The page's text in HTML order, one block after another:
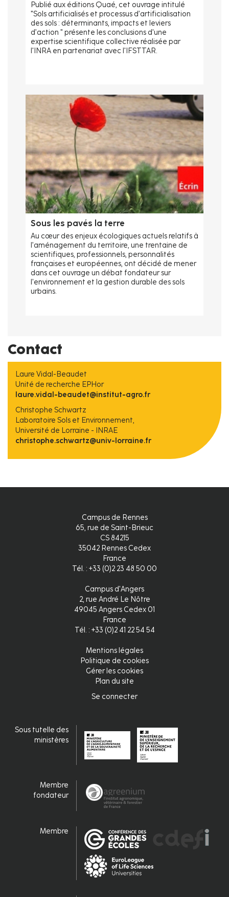
Publié aux éditions Quaé, cet ouvrage intitulé
"Sols artificialisés et processus d’artificialisation
des sols : déterminants, impacts et leviers
d’action " présente les conclusions d'une
expertise scientifique collective réalisée par
l'INRA en partenariat avec l'IFSTTAR.
Sous les pavés la terre
Au cœur des enjeux écologiques actuels relatifs à
l’aménagement du territoire, une trentaine de
scientifiques, professionnels, personnalités
françaises et européennes, ont décidé de mener
dans cet ouvrage un débat fondateur sur
l'environnement et la gestion durable des sols
urbains.
Contact
Laure Vidal-Beaudet
Unité de recherche EPHor
laure.vidal-beaudet@institut-agro.fr
Christophe Schwartz
Laboratoire Sols et Environnement,
Université de Lorraine - INRAE
christophe.schwartz@univ-lorraine.fr
Campus de Rennes
65, rue de Saint-Brieuc
CS 84215
35042 Rennes Cedex
France
Tél. : +33 (0)2 23 48 50 00
Campus d'Angers
2, rue André Le Nôtre
49045 Angers Cedex 01
France
Tél. : +33 (0)2 41 22 54 54
Mentions légales
Politique de cookies
Gérer les cookies
Plan du site
Se connecter
Sous tutelle des
ministères
Membre
fondateur
Membre